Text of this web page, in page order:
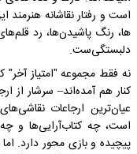
است و رفتار نقاشانه­‌
ها، رنگ پاشیدن­‌ها، رد
دلبستگی‌ست.
نه فقط مجموعه­ "امتیاز آخر"
کنار هم آمده‌اند– سرشار از
عیان‌ترین ارجاعات
است، چه کتاب­‌آرایی­‌ها و
پیچیده و بازی محور دارد.